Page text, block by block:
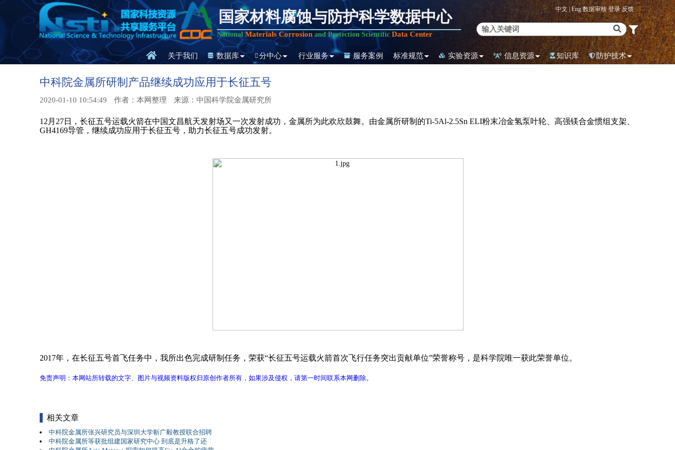
国家材料腐蚀与防护科学数据中心
National Materials Corrosionand Protection Scientific Data Center
中文 |Eng 数据审核登录反馈
关于我们 数据库 分中心 行业服务 服务案例 标准规范 实验资源 信息资源 知识库 防护技术
中科院金属所研制产品继续成功应用于长征五号
2020-01-10 10:54:49 作者：本网整理 来源：中国科学院金属研究所
12月27日，长征五号运载火箭在中国文昌航天发射场又一次发射成功，金属所为此欢欣鼓舞。由金属所研制的Ti-5Al-2.5Sn ELI粉末冶金氢泵叶轮、高强镁合金惯组支架、
GH4169导管，继续成功应用于长征五号，助力长征五号成功发射。
2017年，在长征五号首飞任务中，我所出色完成研制任务，荣获“长征五号运载火箭首次飞行任务突出贡献单位”荣誉称号，是科学院唯一获此荣誉单位。
免责声明：本网站所转载的文字、图片与视频资料版权归原创作者所有，如果涉及侵权，请第一时间联系本网删除。
相关文章
中科院金属所张兴研究员与深圳大学靳广毅教授联合招聘
中科院金属所等获批组建国家研究中心 到底是升格了还